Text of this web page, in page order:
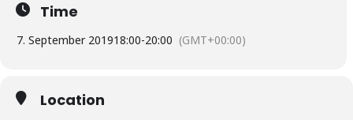
Time
7. September 201918:00-20:00 (GMT+00:00)
Location